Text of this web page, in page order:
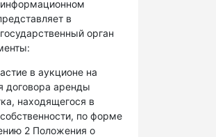
в
орган
в аукционе на
договора аренды
находящегося в
по форме
2 Положения о